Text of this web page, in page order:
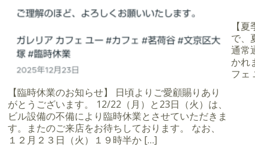
【臨時休業のお知らせ】 日頃よりご愛顧賜りあり
がとうございます。 12/22（月）と23日（火）は、
ビル設備の不備により臨時休業とさせていただきま
す。またのご来店をお待ちしております。 なお、
１２月２３日（火）１９時半か […]
【
で、
通常
かれ
フェ